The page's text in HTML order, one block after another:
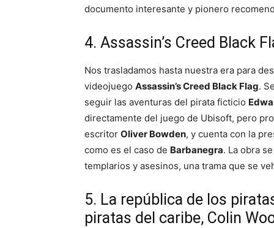
documento interesante y pionero
4. Assassin’s Creed Black
Nos trasladamos hasta nuestra era para
videojuego Assassin’s Creed Black Flag.
seguir las aventuras del pirata ficticio
directamente del juego de Ubisoft, pero
escritor Oliver Bowden, y cuenta con la
como es el caso de Barbanegra. La obra
templarios y asesinos, una trama que se
5. La república de los
piratas del caribe, Colin